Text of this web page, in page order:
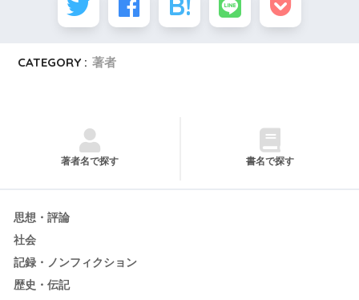
CATEGORY : 著者
著者名で探す 書名で探す
思想・評論
社会
記録・ノンフィクション
歴史・伝記